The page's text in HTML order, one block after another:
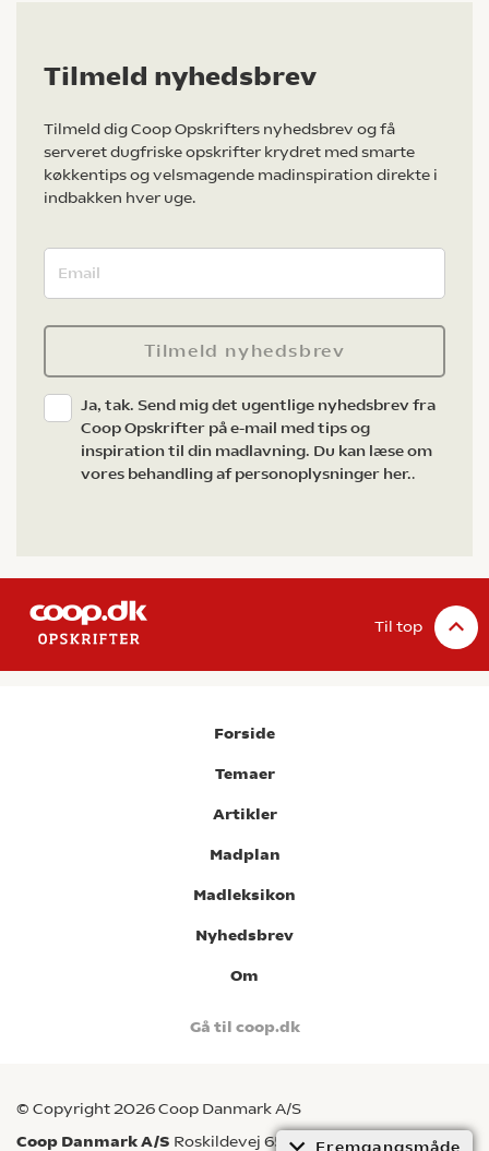
Fremgangsmåde
Tilmeld nyhedsbrev
Tilmeld dig Coop Opskrifters nyhedsbrev og få
serveret dugfriske opskrifter krydret med smarte
køkkentips og velsmagende madinspiration direkte i
indbakken hver uge.
Tilmeld nyhedsbrev
Ja, tak. Send mig det ugentlige nyhedsbrev fra
Coop Opskrifter på e-mail med tips og
inspiration til din madlavning. Du kan læse om
vores behandling af personoplysninger her..
Til top
Forside
Temaer
Artikler
Madplan
Madleksikon
Nyhedsbrev
Om
Gå til coop.dk
© Copyright 2026 Coop Danmark A/S
Coop Danmark A/S Roskildevej 65, 2620 Albertslund CVR-